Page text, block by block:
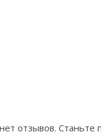
отзывов. Станьте